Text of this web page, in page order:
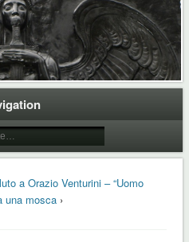
a Orazio Venturini – “Uomo
una mosca›